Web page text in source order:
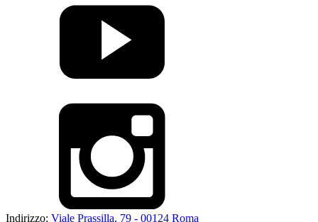
Indirizzo: Viale Prassilla, 79 - 00124 Roma